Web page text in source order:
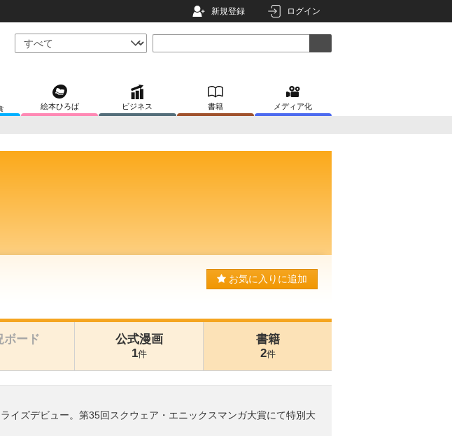
新規登録 ログイン
絵本ひろば ビジネス 書籍 メディア化
お気に入りに追加
ボード
公式漫画
1件
書籍
2件
イズデビュー。第35回スクウェア・エニックスマンガ大賞にて特別大